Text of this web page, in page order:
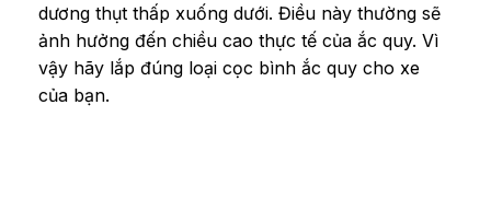
dương thụt thấp xuống dưới. Điều này thường sẽ
ảnh hưởng đến chiều cao thực tế của ắc quy. Vì
vậy hãy lắp đúng loại cọc bình ắc quy cho xe
của bạn.